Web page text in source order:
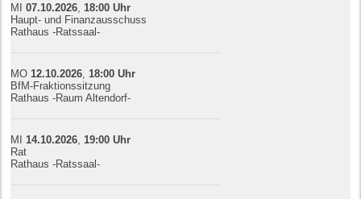
MI07.10.2026 18:00 Uhr
Haupt- und Finanzausschuss
Rathaus -Ratssaal-
MO 12.10.2026 18:00 Uhr
BfM-Fraktionssitzung
Rathaus -Raum Altendorf-
MI 14.10.2026 19:00 Uhr
Rat
Rathaus -Ratssaal-